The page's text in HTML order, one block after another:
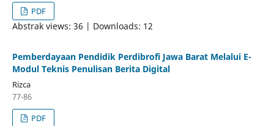
PDF
Abstrak views: 36 | Downloads: 12
Pemberdayaan Pendidik Perdibrofi Jawa Barat Melalui E-
Modul Teknis Penulisan Berita Digital
Rizca
77-86
PDF